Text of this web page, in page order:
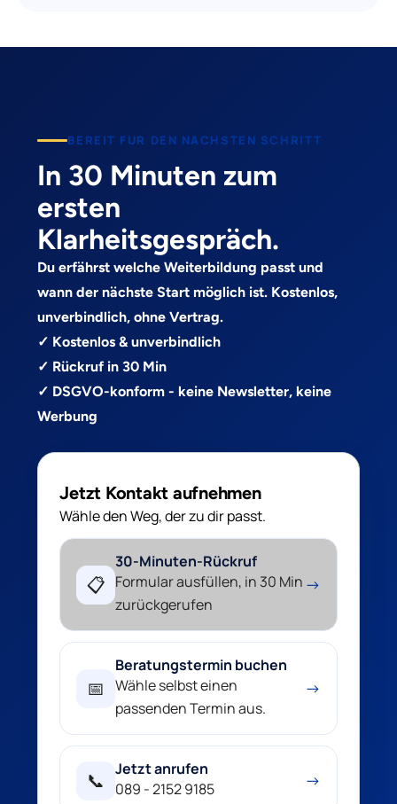
BEREIT FUR DEN NACHSTEN SCHRITT
In 30 Minuten zum
ersten
Klarheitsgespräch.
Du erfährst welche Weiterbildung passt und
wann der nächste Start möglich ist. Kostenlos,
unverbindlich, ohne Vertrag.
✓ Kostenlos & unverbindlich
✓ Rückruf in 30 Min
✓ DSGVO-konform - keine Newsletter, keine
Werbung
Jetzt Kontakt aufnehmen
Wähle den Weg, der zu dir passt.
📋
30-Minuten-Rückruf
Formular ausfüllen, in 30 Min
zurückgerufen
→
📅
Beratungstermin buchen
Wähle selbst einen
passenden Termin aus.
→
📞
Jetzt anrufen
089 - 2152 9185
→